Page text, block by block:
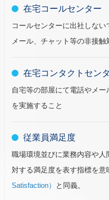
在宅コールセンター
コールセンターに出社しな
メール、チャット等の非接触
在宅コンタクトセン
自宅等の部屋にて電話やメ
を実施すること
従業員満足度
職場環境並びに業務内容や
対する満足度を表す指標を意
Satisfaction）
と同義。